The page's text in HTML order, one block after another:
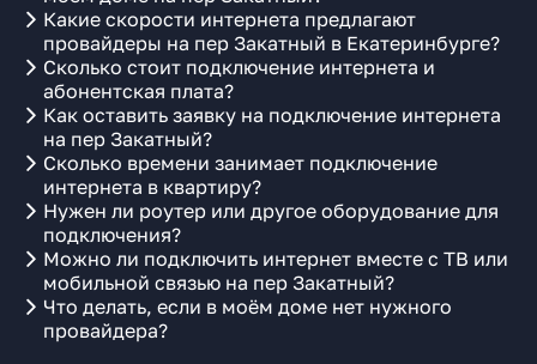
Какие скорости интернета предлагают
провайдеры на пер Закатный в Екатеринбурге?
Сколько стоит подключение интернета и
абонентская плата?
Как оставить заявку на подключение интернета
на пер Закатный?
Сколько времени занимает подключение
интернета в квартиру?
Нужен ли роутер или другое оборудование для
подключения?
Можно ли подключить интернет вместе с ТВ или
мобильной связью на пер Закатный?
Что делать, если в моём доме нет нужного
провайдера?